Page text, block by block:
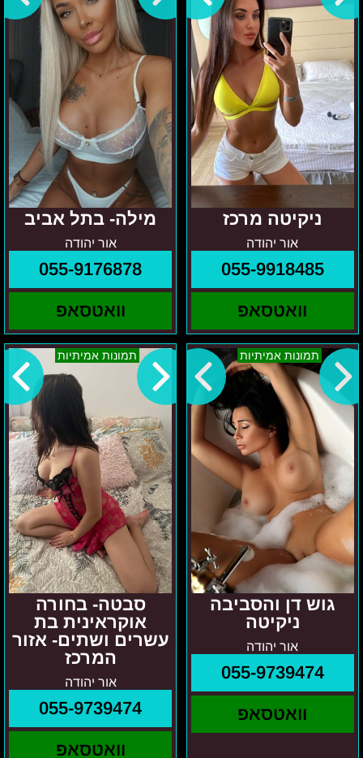
ניקיטה מרכז
אור יהודה
055-9918485
וואטסאפ
מילה- בתל אביב
אור יהודה
055-9176878
וואטסאפ
תמונות אמיתיות
גוש דן והסביבה
ניקיטה
אור יהודה
055-9739474
וואטסאפ
גוש
דן
והסביבה
ניקיטה
תמונות אמיתיות
סבטה- בחורה
אוקראינית בת
עשרים ושתים- אזור
המרכז
אור יהודה
055-9739474
וואטסאפ
סבטה-
בחורה
אוקראינית
בת
עשרים
ושתים-
אזור
המרכז